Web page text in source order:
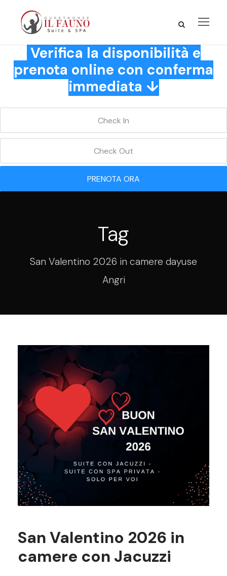
Verifica la disponibilità e
prenota online con conferma
immediata ↓
PRENOTA ORA
Tag
San Valentino 2026 in camere dayuse
Angri
San Valentino 2026 in
camere con Jacuzzi